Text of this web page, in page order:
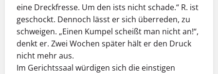
eine Dreckfresse. Um den ists nicht schade.“ R. ist
geschockt. Dennoch lässt er sich überreden, zu
schweigen. „Einen Kumpel scheißt man nicht an!“,
denkt er. Zwei Wochen später hält er den Druck
nicht mehr aus.
Im Gerichtssaal würdigen sich die einstigen